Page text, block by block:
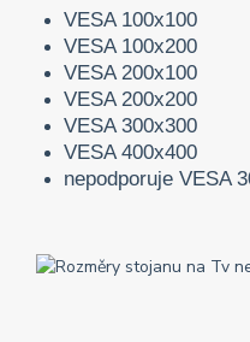
VESA 100x100
VESA 100x200
VESA 200x100
VESA 200x200
VESA 300x300
VESA 400x400
nepodporuje VESA